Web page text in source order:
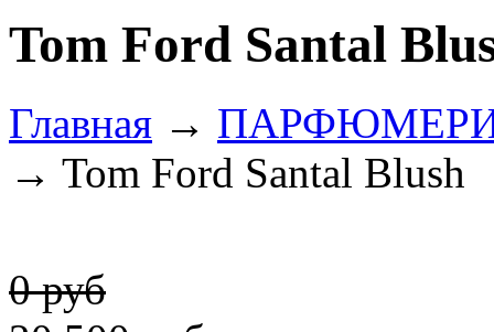
Tom Ford Santal
Главная →
→ Tom Ford Santal Blush
0 руб